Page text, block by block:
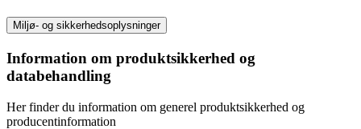
Miljø- og sikkerhedsoplysninger
Information om produktsikkerhed og
databehandling
Her finder du information om generel produktsikkerhed og
producentinformation